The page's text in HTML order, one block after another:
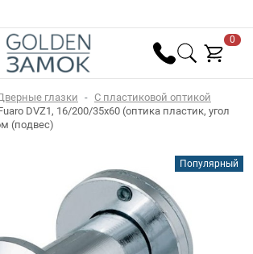
0
глазки
С пластиковой оптикой
DVZ1, 16/200/35x60 (оптика пластик, угол
(подвес)
Популярный